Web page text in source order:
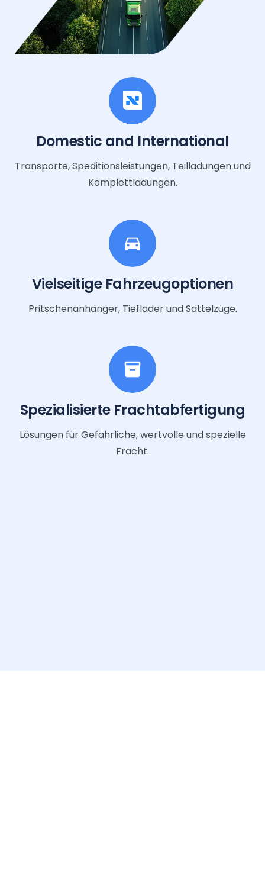
Domestic and International
Transporte, Speditionsleistungen, Teilladungen und
Komplettladungen.
directions_car
Vielseitige Fahrzeugoptionen
Pritschenanhänger, Tieflader und Sattelzüge.
inventory_2
Spezialisierte Frachtabfertigung
Lösungen für Gefährliche, wertvolle und spezielle
Fracht.